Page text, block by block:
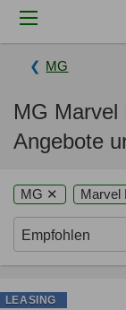
MG
MG Marvel
Angebote
MG ✕ Marvel
LEASING